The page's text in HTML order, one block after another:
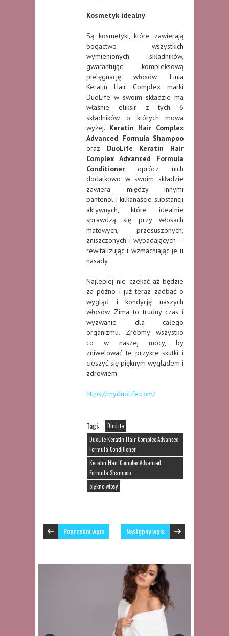
Kosmetyk idealny
Są kosmetyki, które zawierają
bogactwo wszystkich
wymienionych składników,
gwarantując kompleksową
pielęgnację włosów. Linia
Keratin Hair Complex marki
DuoLife w swoim składzie ma
właśnie eliksir z tych 6
składników, o których mowa
wyżej. Keratin Hair Complex
Advanced Formula Shampoo
oraz DuoLife Keratin Hair
Complex Advanced Formula
Conditioner oprócz nich
dodatkowo w swoim składzie
zawiera między innymi
pantenol i kilkanaście substancji
aktywnych, które idealnie
sprawdzą się przy włosach
matowych, przesuszonych,
zniszczonych i wypadających –
rewitalizując i wzmacniając je u
nasady.
Najlepiej nie czekać aż będzie
za późno i już teraz zadbać o
wygląd i kondycję naszych
włosów. Zima to trudny czas i
wyzwanie dla całego
organizmu. Zróbmy wszystko
co w naszej mocy, by
zniwelować te przykre skutki i
cieszyć się pięknym wyglądem i
zdrowiem.
https://myduolife.com/
Tagi:
DuoLife
DuoLife Keratin Hair Complex Advanced
Formula Conditioner
Keratin Hair Complex Advanced
Formula Shampoo
piękne włosy
Poprzedni wpis Następny wpis